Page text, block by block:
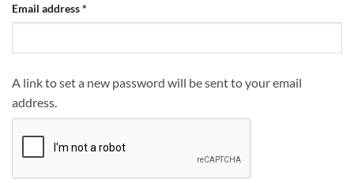
Email address*
A link to set a new password will be sent to your email
address.